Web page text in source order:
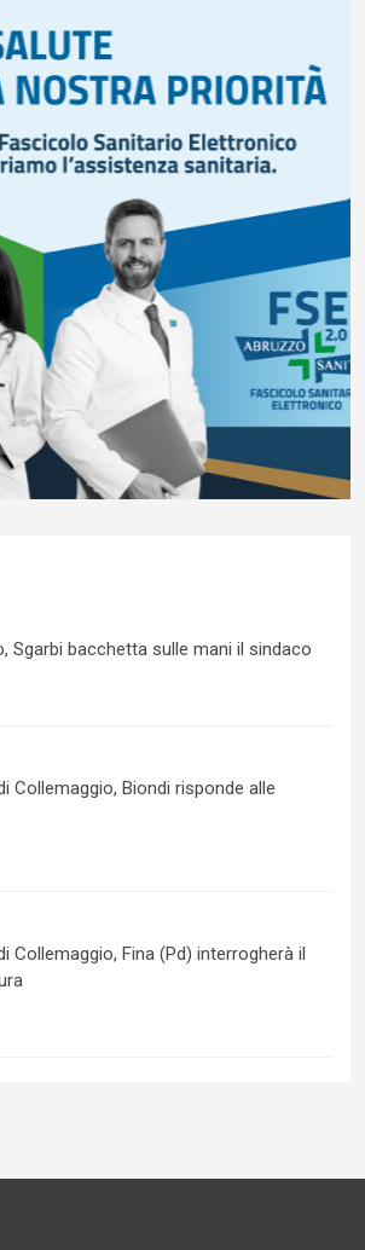
Sgarbi bacchetta sulle mani il sindaco
Collemaggio, Biondi risponde alle
Collemaggio, Fina (Pd) interrogherà il